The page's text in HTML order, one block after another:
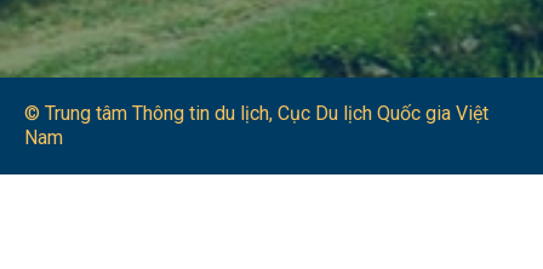
© Trung tâm Thông tin du lịch​, Cục Du lịch Quốc gia Việt
Nam